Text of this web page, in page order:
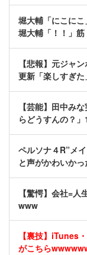
堀大輔「にこに
堀大輔「！！」
【悲報】元ジャ
更新「楽しすぎた
【芸能】田中み
らどうすんの？
ペルソナ４R”メ
と声がかわいか
【驚愕】会社=
www
【裏技】iTunes
がこちら